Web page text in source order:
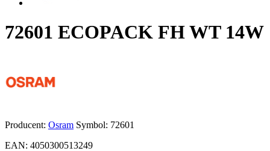
72601 ECOPACK FH WT 14W
Producent: Osram Symbol: 72601
EAN: 4050300513249